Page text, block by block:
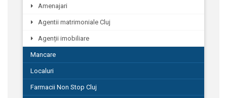
Amenajari
Agentii matrimoniale Cluj
Agenții imobiliare
Mancare
Localuri
Farmacii Non Stop Cluj